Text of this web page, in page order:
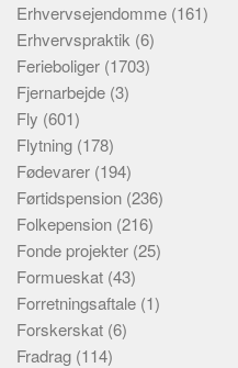
Erhvervsejendomme (161)
Erhvervspraktik (6)
Ferieboliger (1703)
Fjernarbejde (3)
Fly (601)
Flytning (178)
Fødevarer (194)
Førtidspension (236)
Folkepension (216)
Fonde projekter (25)
Formueskat (43)
Forretningsaftale (1)
Forskerskat (6)
Fradrag (114)